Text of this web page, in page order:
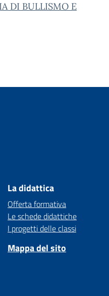
DI BULLISMO E
La didattica
Offerta formativa
Le schede didattiche
I progetti delle classi
Mappa del sito